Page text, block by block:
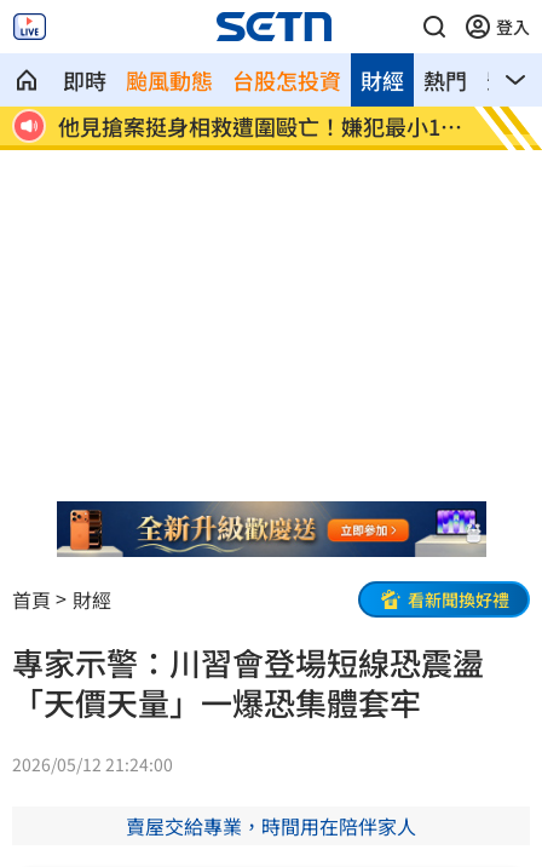
登入
即時 颱風動態 台股怎投資 熱門 影音
財經
圍毆亡！嫌犯最小12
扣款人數狂增4成 國泰小龍基
首頁 財經 看新聞換好禮
專家示警：川習會登場短線恐震盪
「天價天量」一爆恐集體套牢
2026/05/12 21:24:00
賣屋交給專業，時間用在陪伴家人